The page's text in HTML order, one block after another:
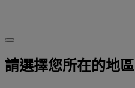
請選擇您所在的地區